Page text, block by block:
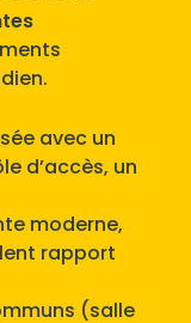
avec un
d’accès, un
moderne,
rapport
(salle